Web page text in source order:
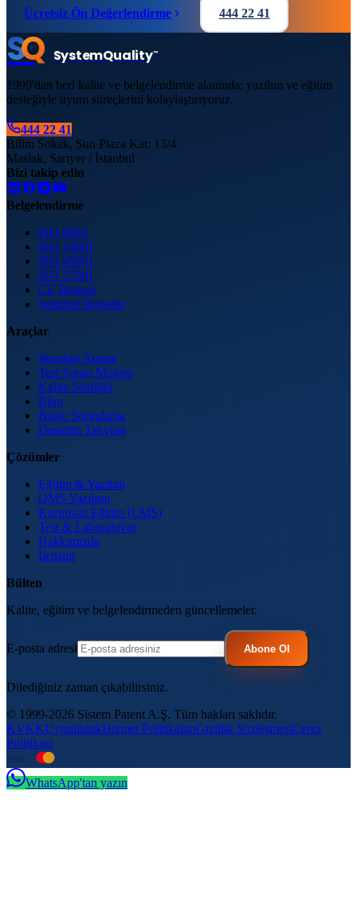
Ücretsiz Ön Değerlendirme 444 22 41
SQ SystemQuality™
1999'dan beri kalite ve belgelendirme alanında; yazılım ve eğitim
desteğiyle uyum süreçlerini kolaylaştırıyoruz.
444 22 41
Bilim Sokak, Sun Plaza Kat: 13/4
Maslak, Sarıyer / İstanbul
Bizi takip edin
Belgelendirme
ISO 9001
ISO 14001
ISO 45001
ISO 27001
CE Belgesi
Sektörel Belgeler
Araçlar
Standart Arama
Test Sorgu Motoru
Kalite Sözlüğü
Blog
Belge Sorgulama
Denetim Takvimi
Çözümler
Eğitim & Yazılım
QMS Yazılımı
Kurumsal Eğitim (LMS)
Test & Laboratuvar
Hakkımızda
İletişim
Bülten
Kalite, eğitim ve belgelendirmeden güncellemeler.
E-posta adresi Abone Ol
Dilediğiniz zaman çıkabilirsiniz.
© 1999-2026 Sistem Patent A.Ş. Tüm hakları saklıdır.
KVKKUyumlulukHizmet PolitikalarıGizlilik SözleşmesiÇerez
Politikası
WhatsApp'tan yazın